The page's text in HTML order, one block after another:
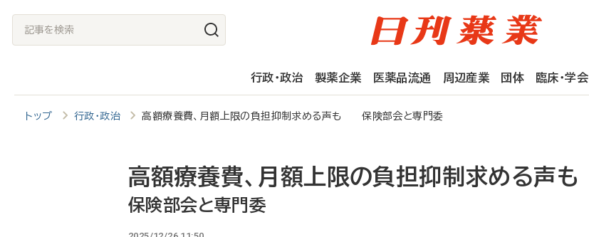
記
事
検
行政・政治 製薬企業 医薬品流通 周辺産業 団体 臨床・学会
トップ 行政・政治 高額療養費、月額上限の負担抑制求める声も 保険部会と専門委
高額療養費、月額上限の負担抑制求める声も
保険部会と専門委